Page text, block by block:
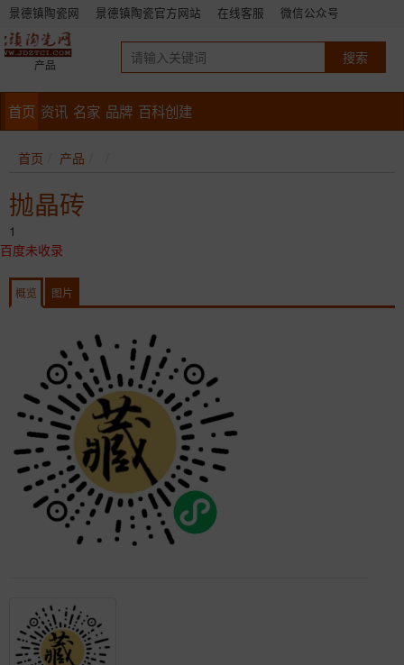
景德镇陶瓷网 景德镇陶瓷官方网站 在线客服 微信公众号
产品
首页 资讯 名家 品牌 百科创建
首页 产品
抛晶砖
1
百度未收录
概览 图片